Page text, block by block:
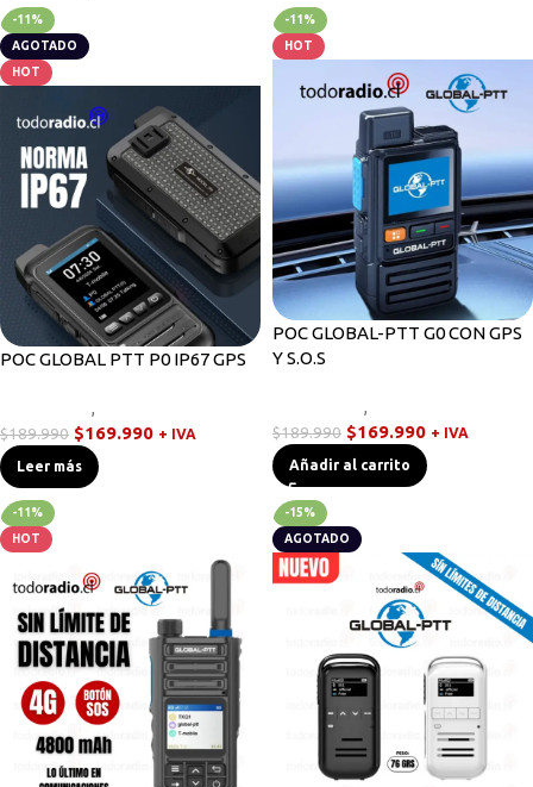
-11%
AGOTADO
HOT
POC GLOBAL PTT P0 IP67 GPS
,
$189.990 $169.990 + IVA
Leer más
-11%
HOT
POC GLOBAL-PTT G0 CON GPS
Y S.O.S
,
$189.990 $169.990 + IVA
Añadir al carrito
-11%
HOT
-15%
AGOTADO